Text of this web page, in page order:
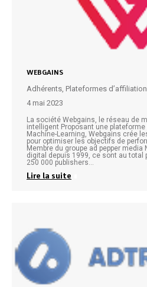
WEBGAINS
Adhérents, Plateformes d’affiliation
4 mai 2023
La société Webgains, le réseau de
intelligent Proposant une plateforme
Machine-Learning, Webgains crée
pour optimiser les objectifs de
Membre du groupe ad pepper
digital depuis 1999, ce sont au total
250 000 publishers…
Lire la suite